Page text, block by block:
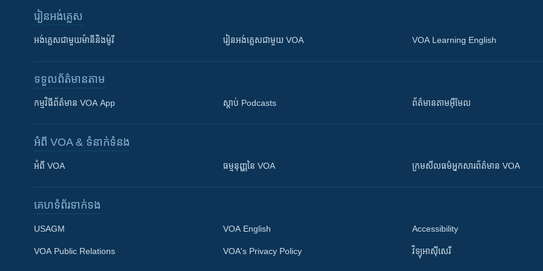
រៀន​​អង់គ្លេស
អង់គ្លេស​ជាមួយ​ម៉ានី​និង​ម៉ូរី រៀន​​​​​​អង់គ្លេស​​ជាមួយ VOA VOA Learning English
ទទួល​ព័ត៌មាន​តាម
កម្មវិធី​ព័ត៌មាន VOA App ស្តាប់ Podcasts ព័ត៌មាន​តាម​អ៊ីមែល
អំពី​ VOA & ទំនាក់ទំនង
អំពី​ VOA ធម្មនុញ្ញ​នៃ VOA ក្រម​​​សីលធម៌​​​អ្នក​​​សារព័ត៌មាន VOA
គេហទំព័រ​​ទាក់ទង
USAGM
VOA Public Relations
VOA English
VOA's Privacy Policy
Accessibility
វិទ្យុ​អាស៊ី​សេរី